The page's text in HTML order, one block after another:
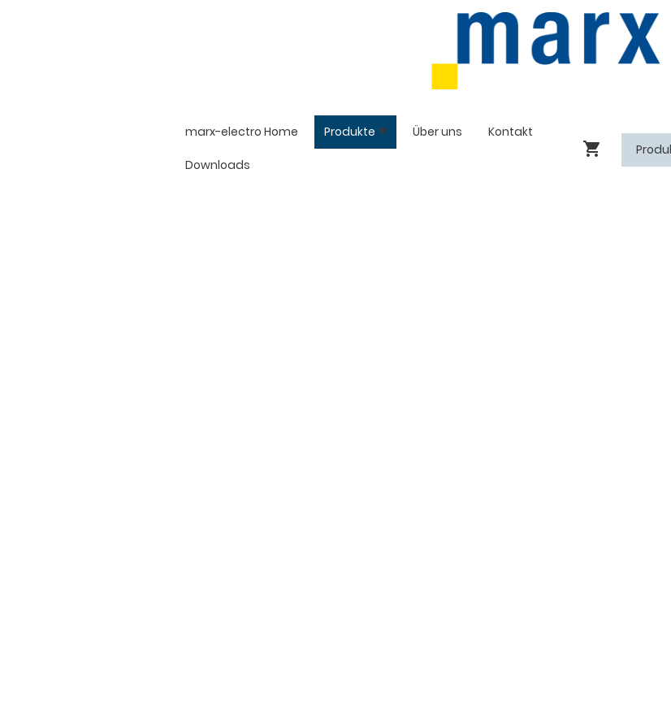
marx-electro Home Produkte Über uns Kontakt
Downloads